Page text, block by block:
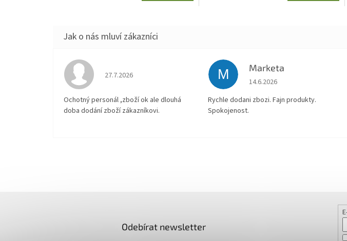
Hodnocení obchodu je 4 z 5 hvězdiček.
27.7.2026
Ochotný personál ,zboží ok ale dlouhá
doba dodání zboží zákazníkovi.
M Marketa
Hodnocení obchodu je 5 z 5
14.6.2026
Rychle dodani zbozi. Fajn produkty.
Spokojenost.
Odebírat newsletter